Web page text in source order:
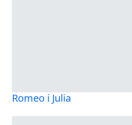
Romeo i Julia